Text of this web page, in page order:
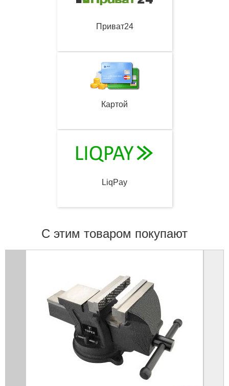
Приват24
Картой
LiqPay
С этим товаром покупают